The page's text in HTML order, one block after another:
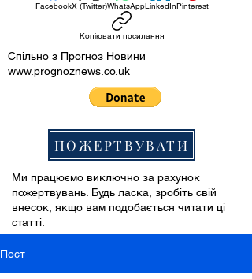
FacebookX (Twitter)WhatsAppLinkedInPinterest
Копіювати посилання
Спільно з Прогноз Новини
www.prognoznews.co.uk
ПОЖЕРТВУВАТИ
Ми працюємо виключно за рахунок
пожертвувань. Будь ласка, зробіть свій
внесок, якщо вам подобається читати ці
статті.
Пост